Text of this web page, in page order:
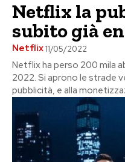
Netflix la
subito già
Netflix11/05/2022
Netflix ha perso 200 mila
2022. Si aprono le strade
pubblicità, e alla